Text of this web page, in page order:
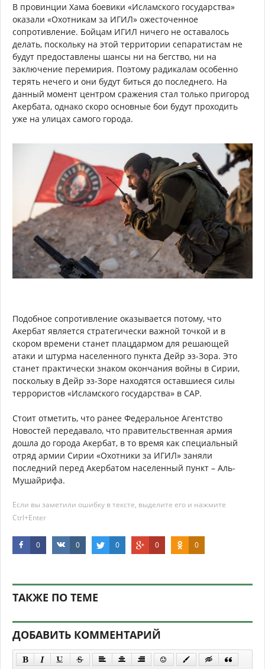
В провинции Хама боевики «Исламского государства»
оказали «Охотникам за ИГИЛ» ожесточенное
сопротивление. Бойцам ИГИЛ ничего не оставалось
делать, поскольку на этой территории сепаратистам не
будут предоставлены шансы ни на бегство, ни на
заключение перемирия. Поэтому радикалам особенно
терять нечего и они будут биться до последнего. На
данный момент центром сражения стал только пригород
Акербата, однако скоро основные бои будут проходить
уже на улицах самого города.
Подобное сопротивление оказывается потому, что
Акербат является стратегически важной точкой и в
скором времени станет плацдармом для решающей
атаки и штурма населенного пункта Дейр эз-Зора. Это
станет практически знаком окончания войны в Сирии,
поскольку в Дейр эз-Зоре находятся оставшиеся силы
террористов «Исламского государства» в САР.
Стоит отметить, что ранее Федеральное Агентство
Новостей передавало, что правительственная армия
дошла до города Акербат, в то время как специальный
отряд армии Сирии «Охотники за ИГИЛ» заняли
последний перед Акербатом населенный пункт – Аль-
Мушайрифа.
Если вы заметили ошибку в тексте, выделите его и нажмите
Ctrl+Enter
0 0 0 0 0
ТАКЖЕ ПО ТЕМЕ
ДОБАВИТЬ КОММЕНТАРИЙ